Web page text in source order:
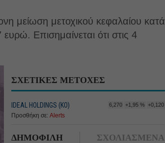
μείωση μετοχικού κεφαλαίου κατά
Επισημαίνεται ότι στις 4
ΣΧΕΤΙΚΕΣ ΜΕΤΟΧΕΣ
IDEAL HOLDINGS (ΚΟ) 6,270 +1,95 % +0,120
Προσθήκη σε: Alerts
ΔΗΜΟΦΙΛΗ ΣΧΟΛΙΑΣΜΕΝΑ